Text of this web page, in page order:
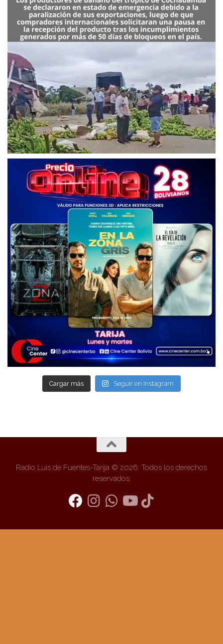
Cargar más Seguir en Instagram
Radio Luis de Fuentes-Tarija © 2026. Todos los derechos
reservados.